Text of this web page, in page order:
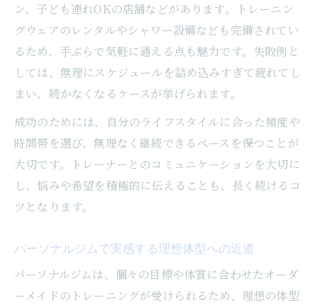
ン、子ども連れOKの店舗などがあります。トレーニン
グウェアのレンタルやシャワー設備なども完備されてい
るため、手ぶらで気軽に通える点も魅力です。失敗例と
しては、無理にスケジュールを詰め込みすぎて疲れてし
まい、続かなくなるケースが挙げられます。
成功のためには、自分のライフスタイルに合った頻度や
時間帯を選び、無理なく継続できるペースを保つことが
大切です。トレーナーとのコミュニケーションを大切に
し、悩みや希望を積極的に伝えることも、長く続けるコ
ツとなります。
パーソナルジムで実感する理想体型への近道
パーソナルジムは、個々の目標や体質に合わせたオーダ
ーメイドのトレーニングが受けられるため、理想の体型